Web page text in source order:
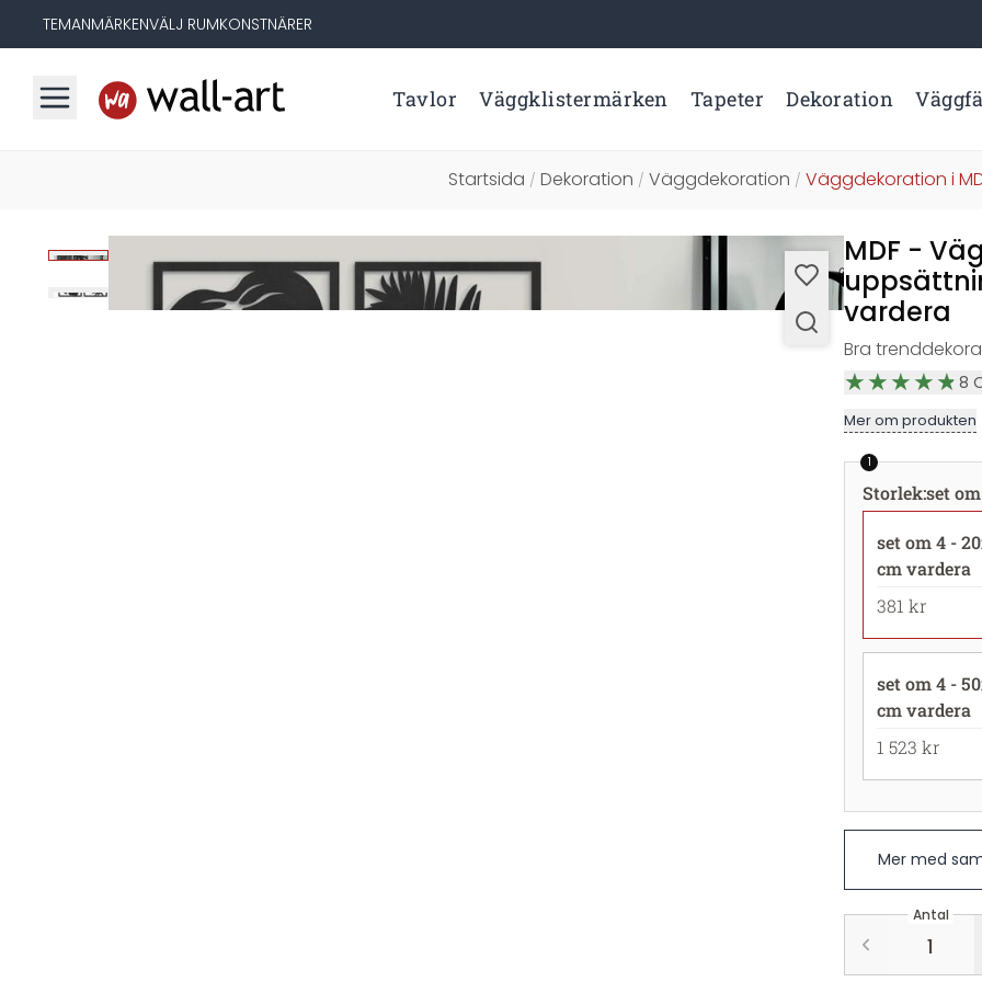
TEMANMÄRKENVÄLJ RUMKONSTNÄRER
Tavlor Väggklistermärken Tapeter Dekoration
Startsida / Dekoration / Väggdekoration / Väggdekoration i
MDF -
vardera
Bra
8
Mer om produkten
1
Storlek:set
set om 4 -
cm vardera
381 kr
set om 4 -
cm vardera
1 523 kr
Mer med
Antal